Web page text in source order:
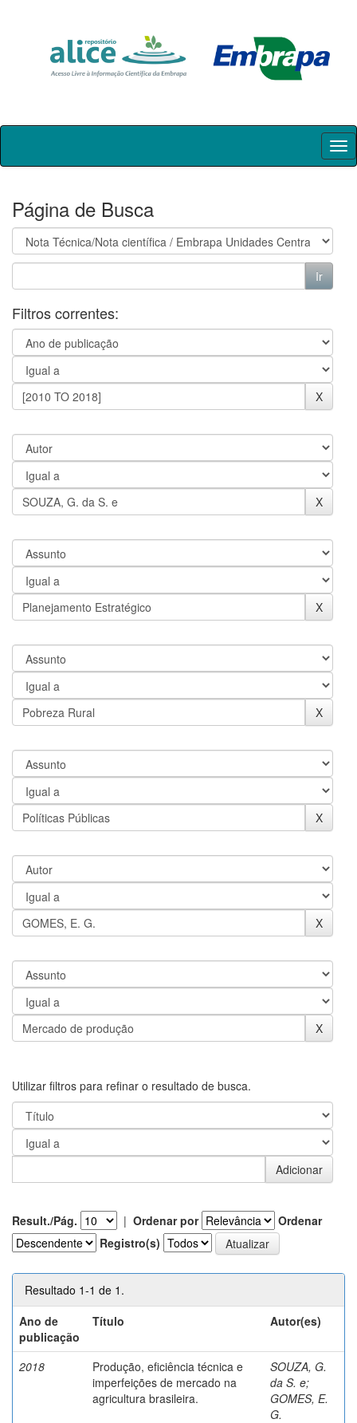
Skip
Página de Busca
Filtros correntes:
Utilizar filtros para refinar o resultado de busca.
Result./Pág. | Ordenar por
Ordenar
Registro(s)
Resultado 1-1 de 1.
Ano de
publicação
Título Autor(es)
2018
Produção, eficiência técnica e
imperfeições de mercado na
agricultura brasileira.
SOUZA, G.
da S. e;
GOMES, E.
G.